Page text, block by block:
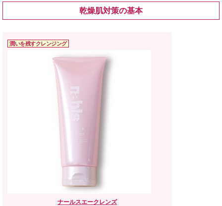
乾燥肌対策の基本
潤いを残すクレンジング
ナールスエークレンズ